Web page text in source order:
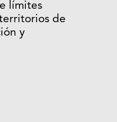
límites
de
y